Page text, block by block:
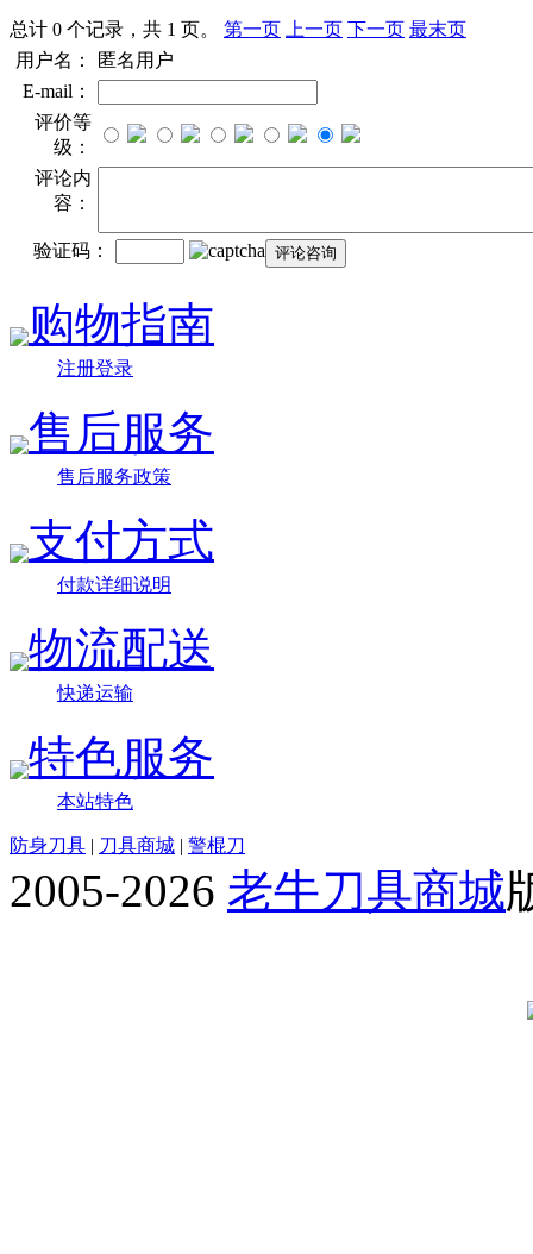
总计 0 个记录，共 1 页。 第一页 上一页 下一页 最末页
用户名：
匿名用户
E-mail：
评价等
级：
评论内
容：
验证码：
购物指南
注册登录
售后服务
售后服务政策
支付方式
付款详细说明
物流配送
快递运输
特色服务
本站特色
防身刀具 | 刀具商城 | 警棍刀
2005-2026 老牛刀具商城